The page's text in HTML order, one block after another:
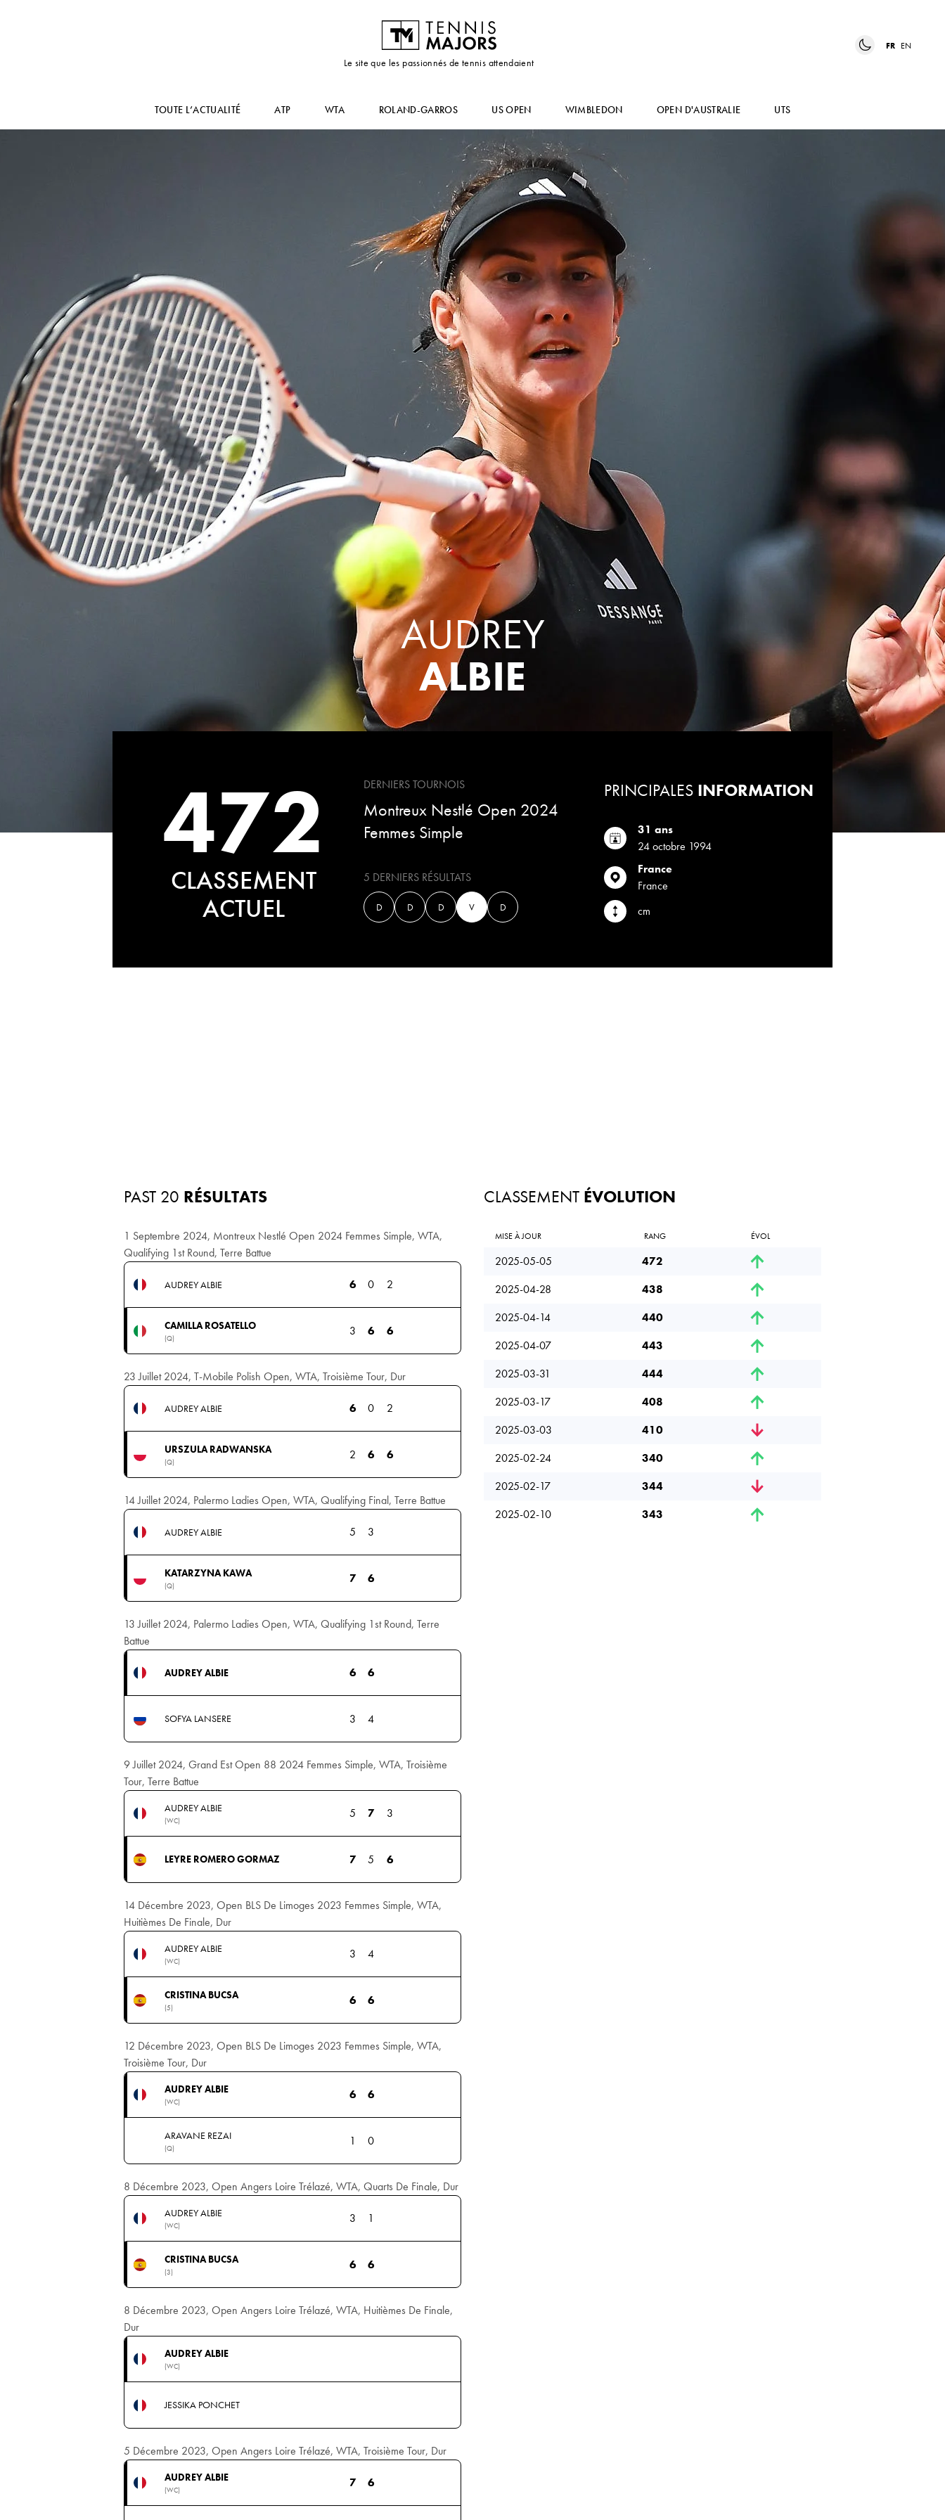
Le site que les passionnés de tennis attendaient
FR EN
TOUTE L’ACTUALITÉ ATP WTA ROLAND-GARROS US OPEN WIMBLEDON OPEN D'AUSTRALIE UTS
AUDREY
ALBIE
472
CLASSEMENT
ACTUEL
DERNIERS TOURNOIS
Montreux Nestlé Open 2024
Femmes Simple
5 DERNIERS RÉSULTATS
D D D V D
PRINCIPALESINFORMATION
31 ans
24 octobre 1994
France
France
cm
CLASSEMENT ÉVOLUTION
MISE À JOUR RANG ÉVOL
2025-05-05
472
2025-04-28
438
2025-04-14
440
2025-04-07
443
2025-03-31
444
2025-03-17
408
2025-03-03
410
2025-02-24
340
2025-02-17
344
2025-02-10
343
PAST 20 RÉSULTATS
1 Septembre 2024, Montreux Nestlé Open 2024 Femmes Simple, WTA,
Qualifying 1st Round, Terre Battue
AUDREY ALBIE 6 0 2
CAMILLA ROSATELLO
(Q)
3 6 6
23 Juillet 2024, T-Mobile Polish Open, WTA, Troisième Tour, Dur
AUDREY ALBIE 6 0 2
URSZULA RADWANSKA
(Q)
2 6 6
14 Juillet 2024, Palermo Ladies Open, WTA, Qualifying Final, Terre Battue
AUDREY ALBIE 5 3
KATARZYNA KAWA
(Q)
7 6
13 Juillet 2024, Palermo Ladies Open, WTA, Qualifying 1st Round, Terre
Battue
AUDREY ALBIE 6 6
SOFYA LANSERE 3 4
9 Juillet 2024, Grand Est Open 88 2024 Femmes Simple, WTA, Troisième
Tour, Terre Battue
AUDREY ALBIE
(WC)
5 7 3
LEYRE ROMERO GORMAZ 7 5 6
14 Décembre 2023, Open BLS De Limoges 2023 Femmes Simple, WTA,
Huitièmes De Finale, Dur
AUDREY ALBIE
(WC)
3 4
CRISTINA BUCSA
(5)
6 6
12 Décembre 2023, Open BLS De Limoges 2023 Femmes Simple, WTA,
Troisième Tour, Dur
AUDREY ALBIE
(WC)
6 6
ARAVANE REZAI
(Q)
1 0
8 Décembre 2023, Open Angers Loire Trélazé, WTA, Quarts De Finale, Dur
AUDREY ALBIE
(WC)
3 1
CRISTINA BUCSA
(3)
6 6
8 Décembre 2023, Open Angers Loire Trélazé, WTA, Huitièmes De Finale,
Dur
AUDREY ALBIE
(WC)
JESSIKA PONCHET
5 Décembre 2023, Open Angers Loire Trélazé, WTA, Troisième Tour, Dur
AUDREY ALBIE
(WC)
7 6